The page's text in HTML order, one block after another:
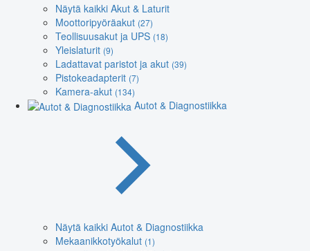
Näytä kaikki Akut & Laturit
Moottoripyöräakut (27)
Teollisuusakut ja UPS (18)
Yleislaturit (9)
Ladattavat paristot ja akut (39)
Pistokeadapterit (7)
Kamera-akut (134)
Autot & Diagnostiikka
Näytä kaikki Autot & Diagnostiikka
Mekaanikkotyökalut (1)